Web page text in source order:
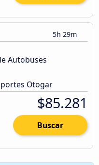
5h 29m
Autobuses
Otogar
$85.281
Buscar